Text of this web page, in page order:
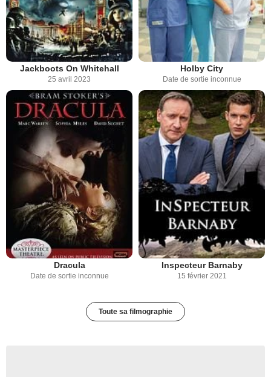
Jackboots On Whitehall
25 avril 2023
Holby City
Date de sortie inconnue
Dracula
Date de sortie inconnue
Inspecteur Barnaby
15 février 2021
Toute sa filmographie